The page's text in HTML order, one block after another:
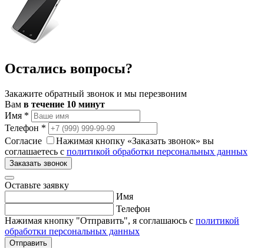
Остались вопросы?
Закажите обратный звонок и мы перезвоним
Вам в течение 10 минут
Имя *
Телефон *
Согласие
Нажимая кнопку «Заказать звонок» вы
соглашаетесь с политикой обработки персональных данных
Заказать звонок
Оставьте заявку
Имя
Телефон
Нажимая кнопку "Отправить", я соглашаюсь с политикой
обработки персональных данных
Отправить